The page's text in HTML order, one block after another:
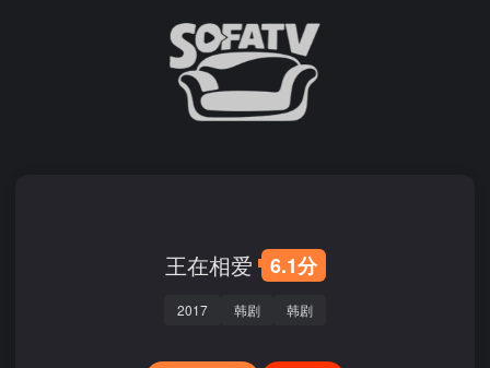
王在相爱 6.1分
2017 韩剧 韩剧